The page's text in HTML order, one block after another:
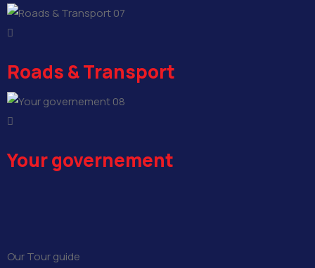
07
Roads & Transport
08
Your governement
Our Tour guide